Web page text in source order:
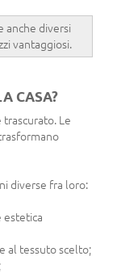
anche diversi
vantaggiosi.
CASA?
Le
diverse fra loro:
estetica
al tessuto scelto;